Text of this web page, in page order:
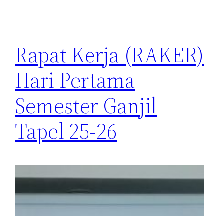
Rapat Kerja (RAKER)
Hari Pertama
Semester Ganjil
Tapel 25-26